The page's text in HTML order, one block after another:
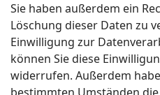
Sie haben außerdem ein
Löschung dieser Daten zu
Einwilligung zur
können Sie diese
widerrufen. Außerdem